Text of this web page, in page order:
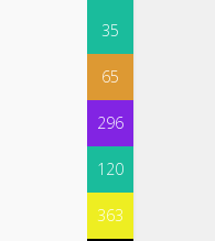
35
65
296
120
363